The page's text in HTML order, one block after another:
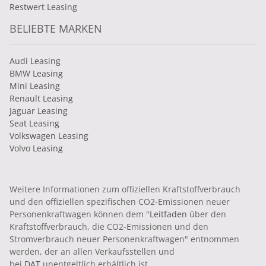
Maßanzug aussteigen möchten. Besonders die
Optionsvielfalt, aktuelle Technik wie LED-Licht an
Front und Heck und die einfache Konnektivität zu
anderen Geräten sind gute Gründe, sich für ein
Q2 Leasing zu entscheiden. Und auch die
Positionierung des Fahrzeugs mit Fokus auf
Lifestyle und Urbanität machen den Audi Q2 zu
einem attraktiven Kandidaten im Feld der
kompakten SUVs.
Ihr Audi Q2 Leasing – Qualität auf
Im Q2 Leasing bekommen Sie viele innovative
Features in einem kompakten, durchgestylten
Paket. Die Fahrzeuge aus dem Q2 Leasing können
alle technisch und qualitativ problemlos mit
darüber liegenden Fahrzeugklassen mithalten.
Sie können aus einer breiten Auswahl an
Restwert Leasing
BELIEBTE MARKEN
Audi Leasing
BMW Leasing
Mini Leasing
Renault Leasing
Jaguar Leasing
Seat Leasing
Volkswagen Leasing
Volvo Leasing
Weitere Informationen zum offiziellen Kraftstoffverbrauch
und den offiziellen spezifischen CO2-Emissionen neuer
Personenkraftwagen können dem "Leitfaden über den
Kraftstoffverbrauch, die CO2-Emissionen und den
Stromverbrauch neuer Personenkraftwagen" entnommen
werden, der an allen Verkaufsstellen und